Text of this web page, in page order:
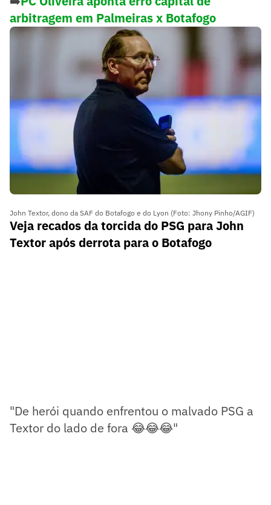
arbitragem em Palmeiras x Botafogo
John Textor, dono da SAF do Botafogo e do Lyon (Foto: Jhony Pinho/AGIF)
Veja recados da torcida do PSG para John
Textor após derrota para o Botafogo
"De herói quando enfrentou o malvado PSG a
Textor do lado de fora 😂😂😂"